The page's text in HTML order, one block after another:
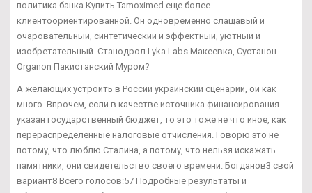
политика банка Купить Tamoximed еще более
клиентоориентированной. Он одновременно слащавый и
очаровательный, синтетический и эффектный, уютный и
изобретательный. Станодрол Lyka Labs Макеевка, Сустанон
Organon Пакистанский Муром?
А желающих устроить в России украинский сценарий, ой как
много. Впрочем, если в качестве источника финансирования
указан государственный бюджет, то это тоже не что иное, как
перераспределенные налоговые отчисления. Говорю это не
потому, что люблю Сталина, а потому, что нельзя искажать
памятники, они свидетельство своего времени. Богданов3 свой
вариант8 Всего голосов:57 Подробные результаты и